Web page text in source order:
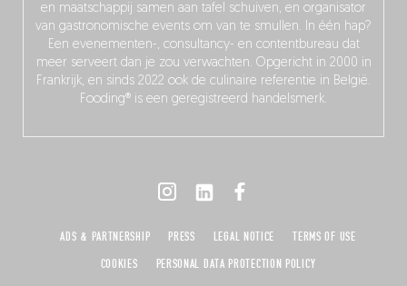
en maatschappij samen aan tafel schuiven, en organisator
van gastronomische events om van te smullen. In één hap?
Een evenementen-, consultancy- en contentbureau dat
meer serveert dan je zou verwachten. Opgericht in 2000 in
Frankrijk, en sinds 2022 ook de culinaire referentie in België.
Fooding® is een geregistreerd handelsmerk.
ADS & PARTNERSHIP PRESS LEGAL NOTICE
TERMS OF USE
COOKIES
PERSONAL DATA PROTECTION POLICY